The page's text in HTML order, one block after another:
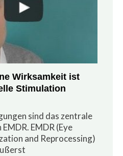
Wirksamkeit ist
Stimulation
sind das zentrale
EMDR (Eye
and Reprocessing)